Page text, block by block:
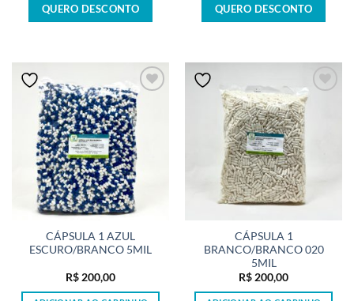
QUERO DESCONTO QUERO DESCONTO
CÁPSULA 1 AZUL
ESCURO/BRANCO 5MIL
R$200,00
CÁPSULA 1
BRANCO/BRANCO 020
5MIL
R$200,00